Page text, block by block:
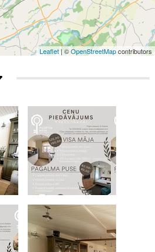
Leaflet | ©OpenStreetMapcontributors